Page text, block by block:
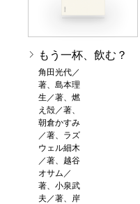
もう一杯、飲む？
角田光代／
著、島本理
生／著、燃
え殻／著、
朝倉かすみ
／著、ラズ
ウェル細木
／著、越谷
オサム／
著、小泉武
夫／著、岸